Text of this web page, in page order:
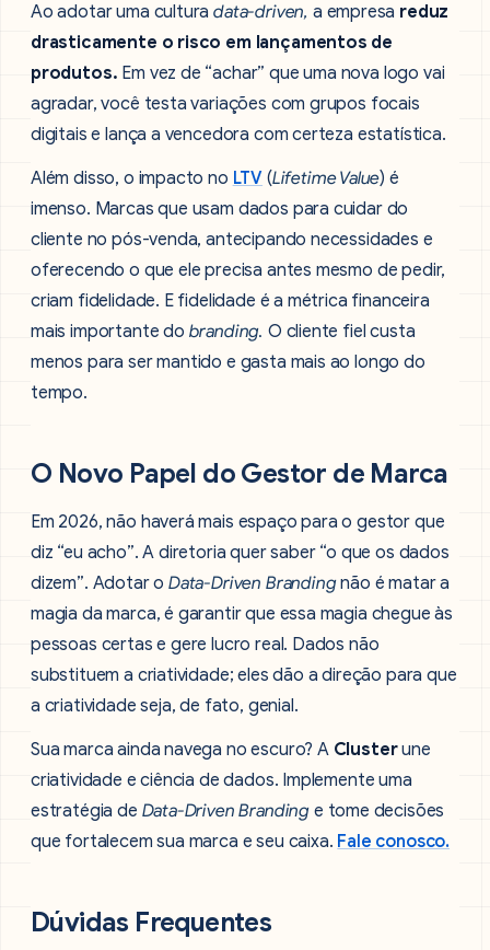
Ao adotar uma culturadata-driven, a empresa reduz
drasticamente o risco em lançamentos de
produtos. Em vez de “achar” que uma nova logo vai
agradar, você testa variações com grupos focais
digitais e lança a vencedora com certeza estatística.
Além disso, o impacto no LTV (Lifetime Value) é
imenso. Marcas que usam dados para cuidar do
cliente no pós-venda, antecipando necessidades e
oferecendo o que ele precisa antes mesmo de pedir,
criam fidelidade. E fidelidade é a métrica financeira
mais importante do branding. O cliente fiel custa
menos para ser mantido e gasta mais ao longo do
tempo.
O Novo Papel do Gestor de Marca
Em 2026, não haverá mais espaço para o gestor que
diz “eu acho”. A diretoria quer saber “o que os dados
dizem”. Adotar oData-Driven Brandingnão é matar a
magia da marca, é garantir que essa magia chegue às
pessoas certas e gere lucro real. Dados não
substituem a criatividade; eles dão a direção para que
a criatividade seja, de fato, genial.
Sua marca ainda navega no escuro? A Clusterune
criatividade e ciência de dados. Implemente uma
estratégia de Data-Driven Branding e tome decisões
que fortalecem sua marca e seu caixa. Fale conosco.
Dúvidas Frequentes